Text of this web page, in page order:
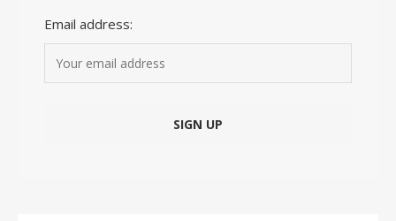
Email address: